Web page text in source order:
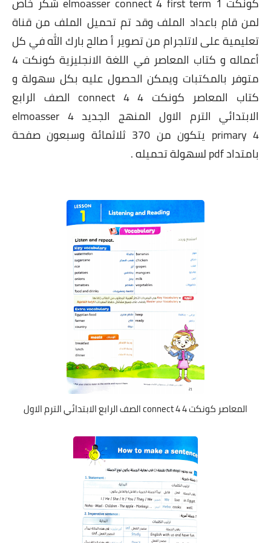
لمن قام باعداد الملف وقد تم تحميل الملف من قناة
تعليمية على لاتلجرام من تصوير أ صالح بارك الله في كل
أعماله و كتاب المعاصر في اللغة الانجليزية كونكت 4
متوفر بالمكتبات ويمكن الحصول عليه بكل سهولة و
كتاب المعاصر كونكت 4 connect 4 الصف الرابع
الابتدائي الترم الاول المنهج الجديد elmoasser 4
primary 4 يتكون من 370 ثلاثمائة وسبعون صفحة
بامتداد pdf لسهولة تحميله .
المعاصر كونكت 4 connect 4 الصف الرابع الابتدائي الترم الاول